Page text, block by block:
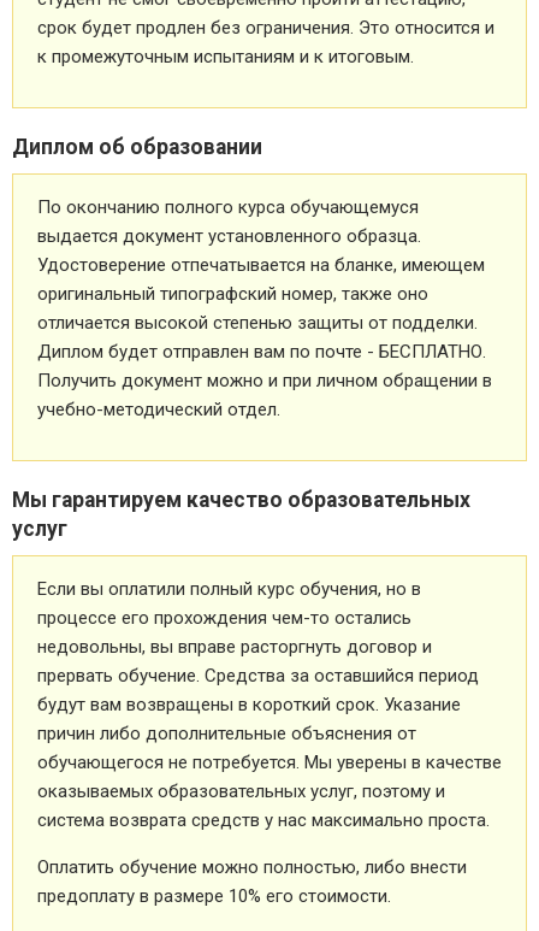
срок будет продлен без ограничения. Это относится и
к промежуточным испытаниям и к итоговым.
Диплом об образовании
По окончанию полного курса обучающемуся
выдается документ установленного образца.
Удостоверение отпечатывается на бланке, имеющем
оригинальный типографский номер, также оно
отличается высокой степенью защиты от подделки.
Диплом будет отправлен вам по почте - БЕСПЛАТНО.
Получить документ можно и при личном обращении в
учебно-методический отдел.
Мы гарантируем качество образовательных
услуг
Если вы оплатили полный курс обучения, но в
процессе его прохождения чем-то остались
недовольны, вы вправе расторгнуть договор и
прервать обучение. Средства за оставшийся период
будут вам возвращены в короткий срок. Указание
причин либо дополнительные объяснения от
обучающегося не потребуется. Мы уверены в качестве
оказываемых образовательных услуг, поэтому и
система возврата средств у нас максимально проста.
Оплатить обучение можно полностью, либо внести
предоплату в размере 10% его стоимости.